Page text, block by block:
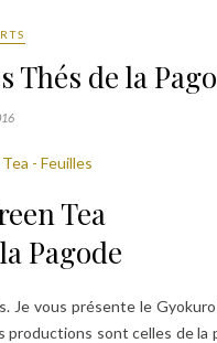
Thés de la
Tea
Pagode
Je vous présente le
productions sont celles de la